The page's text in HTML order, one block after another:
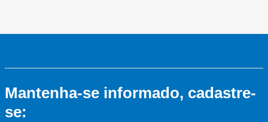
Mantenha-se informado, cadastre-
se: